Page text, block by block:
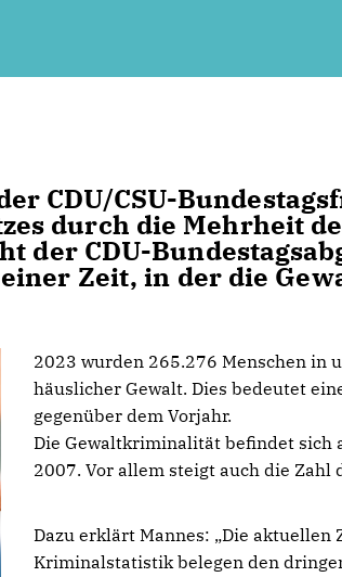
CDU/CSU-
durch die Mehrheit
der CDU-
einer Zeit, in der die
2023 wurden 265.276 Menschen in
häuslicher Gewalt. Dies bedeutet
gegenüber dem Vorjahr.
Die Gewaltkriminalität befindet sich
2007. Vor allem steigt auch die Zahl
Dazu erklärt Mannes: „Die aktuellen
Kriminalstatistik belegen den